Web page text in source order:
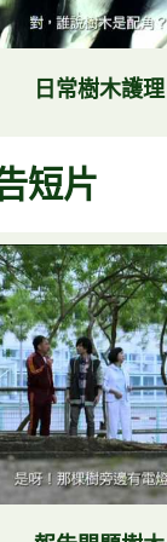
日常樹木護理
短片